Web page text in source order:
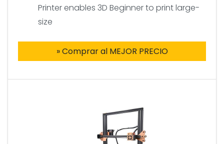
Printer enables 3D Beginner to print large-
size
» Comprar al MEJOR PRECIO